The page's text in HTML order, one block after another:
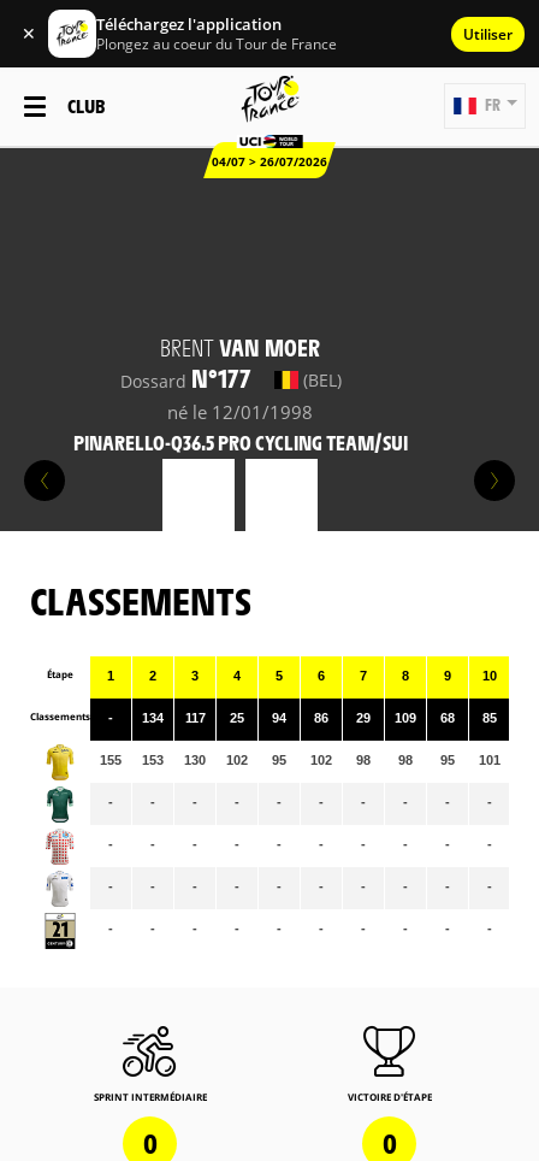
✕ Téléchargez l'application
Plongez au coeur du Tour de France Utiliser
CLUB
04/07 > 26/07/2026
FR
BRENTVAN MOER
Dossard N°177 (BEL)
né le 12/01/1998
PINARELLO-Q36.5 PRO CYCLING TEAM/SUI
CLASSEMENTS
Étape
Classements
1
-
155
-
-
-
-
2
134
153
-
-
-
-
3
117
130
-
-
-
-
4
25
102
-
-
-
-
5
94
95
-
-
-
-
6
86
102
-
-
-
-
7
29
98
-
-
-
-
8
109
98
-
-
-
-
9
68
95
-
-
-
-
10
85
101
-
-
-
-
SPRINT INTERMÉDIAIRE
0
VICTOIRE D'ÉTAPE
0